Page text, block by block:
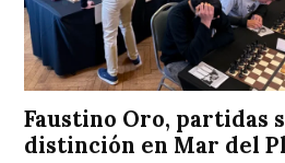
Faustino Oro, partidas
distinción en Mar del